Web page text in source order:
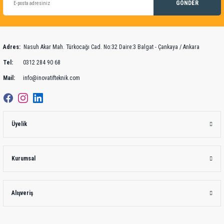
22.211,10 TL + KDV GÖNDER
Adres: Nasuh Akar Mah. Türkocağı Cad. No:32 Daire:3 Balgat - Çankaya / Ankara
Tel: 0312 284 90 68
Mail: info@inovatifteknik.com
Üyelik
Kurumsal
Alışveriş